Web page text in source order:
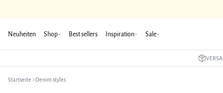
Neuheiten Shop Best sellers Inspiration Sale
Startseite Denim styles